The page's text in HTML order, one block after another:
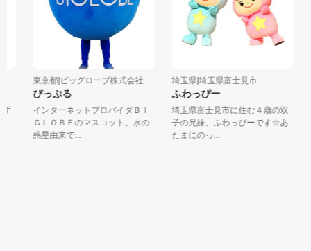
東京都|ビッグローブ株式会社
びっぷる
インターネットプロバイダＢＩ
ＧＬＯＢＥのマスコット。水の
惑星由来で...
埼玉県|埼玉県富士見市
ふわっぴー
埼玉県富士見市に住む４歳の双
子の兄妹、ふわっぴーです☆あ
たまにのっ...